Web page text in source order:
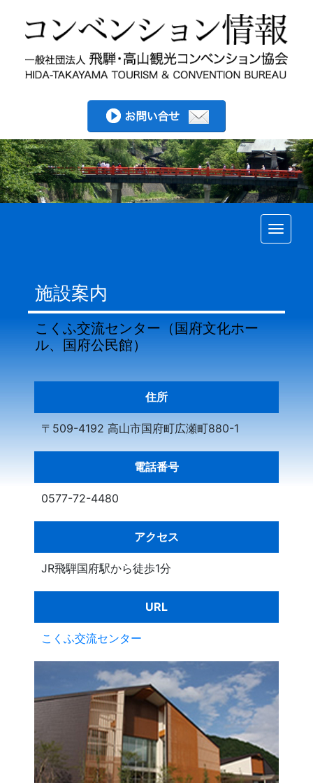
施設案内
こくふ交流センター（国府文化ホー
ル、国府公民館）
住所
〒509-4192 高山市国府町広瀬町880-1
電話番号
0577-72-4480
アクセス
JR飛騨国府駅から徒歩1分
URL
こくふ交流センター